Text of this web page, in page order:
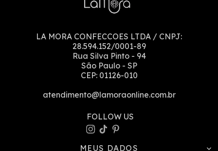
LA MORA CONFECCOES LTDA / CNPJ:
28.594.152/0001-89
Rua Silva Pinto - 94
São Paulo - SP
CEP: 01126-010
atendimento@lamoraonline.com.br
MEUS DADOS